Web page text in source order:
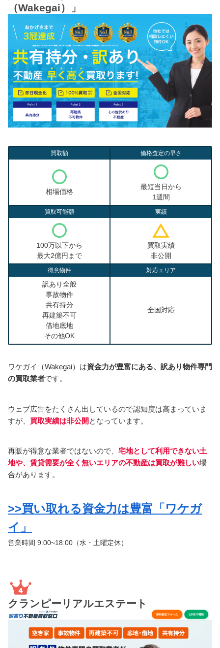
（Wakegai）」
買取額
相場価格
価格査定の早さ
最短当日から
1週間
買取可能額
100万以下から
最大2億円まで
実績
買取実績
非公開
得意物件
訳あり全般
事故物件
共有持分
再建築不可
借地底地
その他OK
対応エリア
全国対応
ワケガイ（Wakegai）は資金力が豊富にある、訳あり物件専門
の買取業者です。
ウェブ広告をたくさん出しているので認知度は高まっていま
すが、 買取実績は非公開 となっています。
再販が得意な業者ではないので、 宅地として利用できない土
地や、賃貸需要が全く無いエリアの不動産は買取が難しい場
合があります。
>>買い取れる資金力は豊富「ワケガ
イ」
営業時間 9:00~18:00（水・土曜定休）
クランピーリアルエステート